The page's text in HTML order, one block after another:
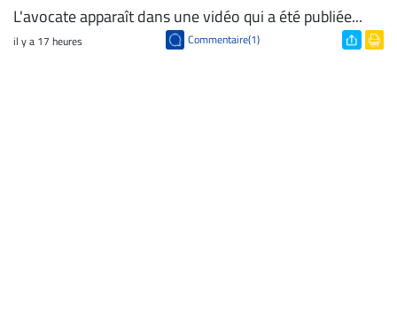
L'avocate apparaît dans une vidéo qui a été publiée...
il y a 17 heures Commentaire(1)